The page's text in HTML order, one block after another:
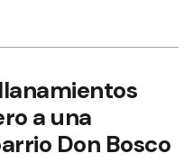
a una
Don Bosco